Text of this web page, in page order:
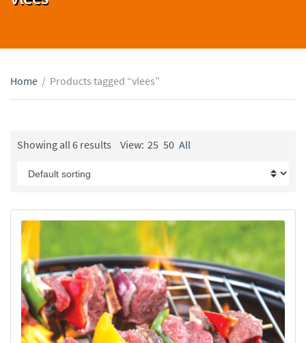
Home / Products tagged “vlees”
Showing all 6 results View: 25 50 All